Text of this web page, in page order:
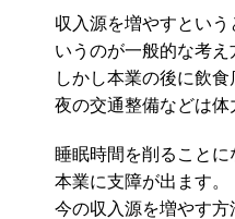
収入源を増やすとい
いうのが一般的な考え
しかし本業の後に飲
夜の交通整備などは体
睡眠時間を削ること
本業に支障が出ます。
今の収入源を増やす方